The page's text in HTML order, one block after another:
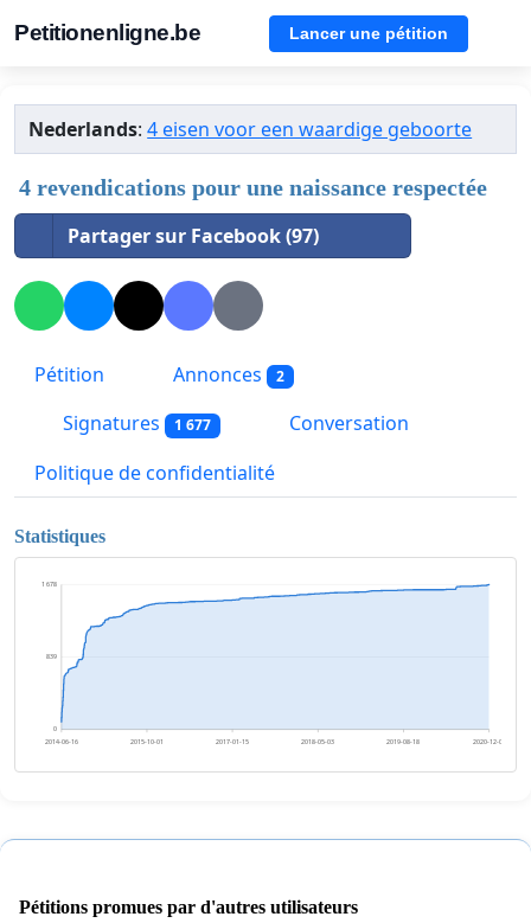
Petitionenligne.be Lancer une pétition
Nederlands:4 eisen voor een waardige geboorte
4 revendications pour une naissance respectée
Partager sur Facebook (97)
Pétition Annonces 2
Signatures 1 677
Conversation
Politique de confidentialité
Statistiques
0
839
1 678
2014-06-16 2015-10-01 2017-01-15 2018-05-03 2019-08-18 2020-12-02
Pétitions promues par d'autres utilisateurs